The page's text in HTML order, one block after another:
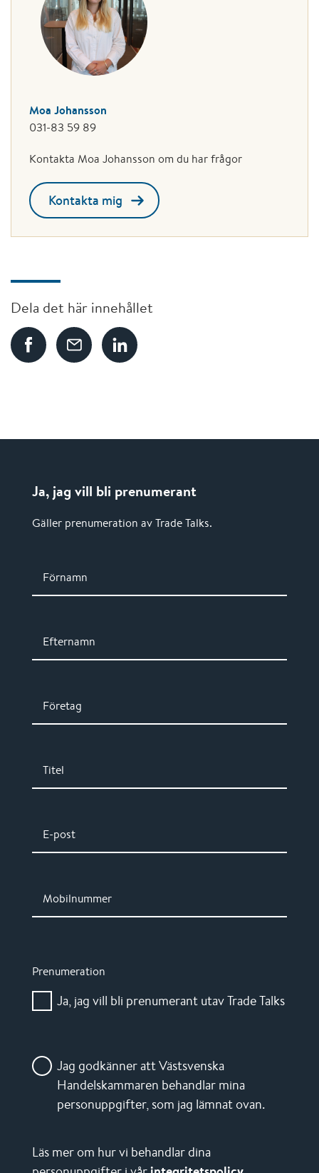
Moa Johansson
031-83 59 89
Kontakta Moa Johansson om du har frågor
Kontakta mig
Dela det här innehållet
Ja, jag vill bli prenumerant
Gäller prenumeration av Trade Talks.
Förnamn
Efternamn
Företag
Titel
E-post
Mobilnummer
Prenumeration
Ja, jag vill bli prenumerant utav Trade Talks
Jag godkänner att Västsvenska
Handelskammaren behandlar mina
personuppgifter, som jag lämnat ovan.
Läs mer om hur vi behandlar dina